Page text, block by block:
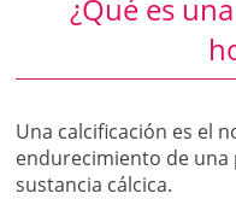
¿Qué es
Una calcificación es el
endurecimiento de una
sustancia cálcica.